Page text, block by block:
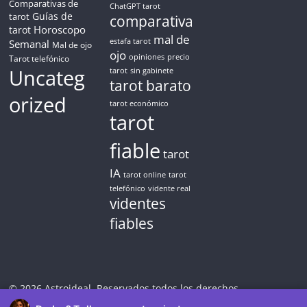
✓ Sin cargos automáticos. El chat se detiene al finalizar el
crédito
Comparativas de
tarot Guías de
tarot Horoscopo
Semanal Mal de ojo
Tarot telefónico
Uncateg
orized
ChatGPT tarot
comparativa
estafa tarot mal de
ojo opiniones precio
tarot sin gabinete
tarot barato
tarot económico
tarot
fiable tarot
IA tarot online tarot
telefónico vidente real
videntes
fiables
© 2026 Astroideal. Reservados todos los derechos.